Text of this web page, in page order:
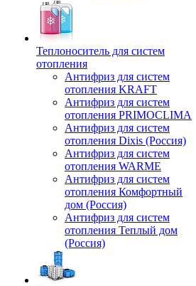
Теплоноситель для систем
отопления
Антифриз для систем
отопления KRAFT
Антифриз для систем
отопления PRIMOCLIMA
Антифриз для систем
отопления Dixis (Россия)
Антифриз для систем
отопления WARME
Антифриз для систем
отопления Комфортный
дом (Россия)
Антифриз для систем
отопления Теплый дом
(Россия)